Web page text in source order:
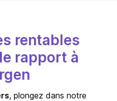
rentables
rapport à
, plongez dans notre